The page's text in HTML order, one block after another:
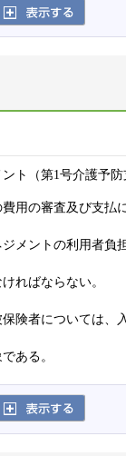
ト（第1号介護予
用の審査及び支払
メントの利用者負
ればならない。
険者については、
ある。